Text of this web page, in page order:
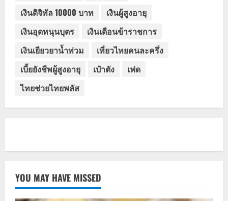
เงินดิจิทัล 10000 บาท
เงินผู้สูงอายุ
เงินอุดหนุนบุตร
เงินเดือนข้าราชการ
เงินเยียวยาน้ำท่วม
เที่ยวไทยคนละครึ่ง
เบี้ยยังชีพผู้สูงอายุ
เป๋าตัง
เฟด
ไทยช่วยไทยพลัส
YOU MAY HAVE MISSED